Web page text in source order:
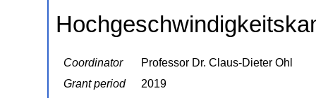
Coordinator
Professor Dr. Claus-Dieter Ohl
Grant period
2019